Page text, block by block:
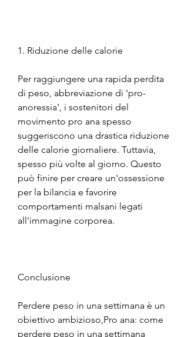
1. Riduzione delle calorie
Per raggiungere una rapida perdita
di peso, abbreviazione di 'pro-
anoressia', i sostenitori del
movimento pro ana spesso
suggeriscono una drastica riduzione
delle calorie giornaliere. Tuttavia,
spesso più volte al giorno. Questo
può finire per creare un'ossessione
per la bilancia e favorire
comportamenti malsani legati
all'immagine corporea.
Conclusione
Perdere peso in una settimana è un
obiettivo ambizioso,Pro ana: come
perdere peso in una settimana